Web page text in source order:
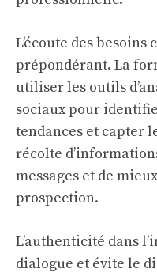
L’écoute des
prépondérant. La
utiliser les outils
sociaux pour
tendances et capter
récolte
messages et de
prospection.
L’authenticité dans
dialogue et évite le